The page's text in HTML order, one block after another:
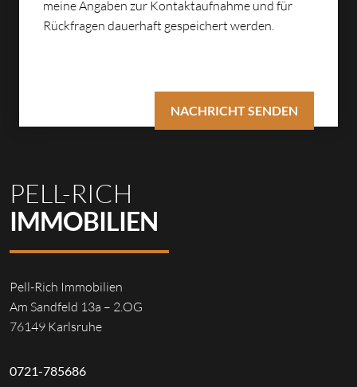
meine Angaben zur Kontaktaufnahme und für
Rückfragen dauerhaft gespeichert werden.
PELL-RICH
IMMOBILIEN
Pell-Rich Immobilien
Am Sandfeld 13a – 2.OG
76149 Karlsruhe
0721-785686